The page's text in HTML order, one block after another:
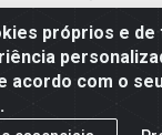
próprios e
acordo com o
Ltda -